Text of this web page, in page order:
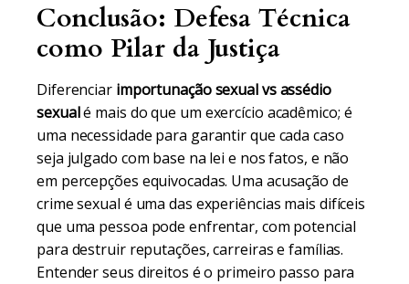
Conclusão: Defesa Técnica
como Pilar da Justiça
Diferenciar importunação sexual vs assédio
sexualé mais do que um exercício acadêmico; é
uma necessidade para garantir que cada caso
seja julgado com base na lei e nos fatos, e não
em percepções equivocadas. Uma acusação de
crime sexual é uma das experiências mais difíceis
que uma pessoa pode enfrentar, com potencial
para destruir reputações, carreiras e famílias.
Entender seus direitos é o primeiro passo para